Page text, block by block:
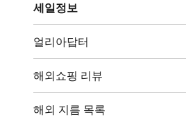
세일정보
얼리아답터
해외쇼핑 리뷰
해외 지름 목록